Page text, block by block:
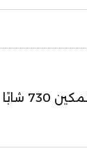
توقيع خطة عمل لتمكين 730 شابًا